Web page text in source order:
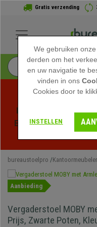
Gratis verzending
Profiteer van de
Exclusieve kortingen
bureaustoelpro
Aanbieding
Vergaderstoel MOBY
Prijs, Zwarte Poten,
We gebruiken
derden om het
en uw navigatie te
vinden in ons
Cookies door te
INSTELLEN